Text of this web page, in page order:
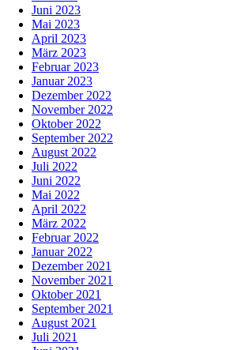
Juni 2023
Mai 2023
April 2023
März 2023
Februar 2023
Januar 2023
Dezember 2022
November 2022
Oktober 2022
September 2022
August 2022
Juli 2022
Juni 2022
Mai 2022
April 2022
März 2022
Februar 2022
Januar 2022
Dezember 2021
November 2021
Oktober 2021
September 2021
August 2021
Juli 2021